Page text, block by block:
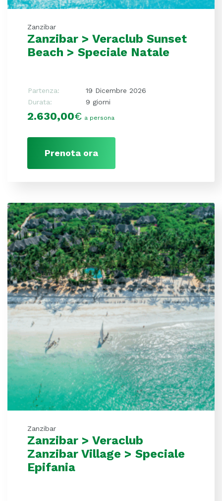
Zanzibar
Zanzibar > Veraclub Sunset
Beach > Speciale Natale
Partenza:
19 Dicembre 2026
Durata:
9 giorni
2.630,00€ a persona
Prenota ora
Zanzibar
Zanzibar > Veraclub
Zanzibar Village > Speciale
Epifania